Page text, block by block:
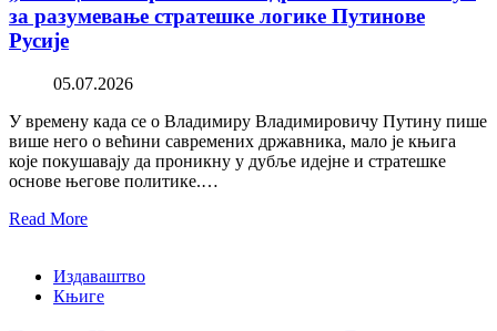
за разумевање стратешке логике Путинове
Русије
05.07.2026
У времену када се о Владимиру Владимировичу Путину пише
више него о већини савремених државника, мало је књига
које покушавају да проникну у дубље идејне и стратешке
основе његове политике.…
Read More
Издаваштво
Књиге